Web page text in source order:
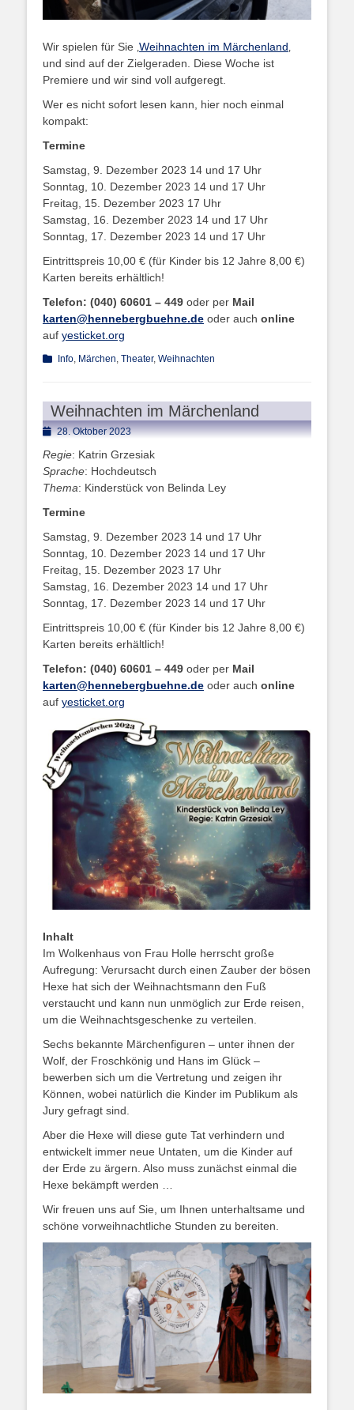
Wir spielen für Sie ‚ Weihnachten im Märchenland
und sind auf der Zielgeraden. Diese Woche ist
Premiere und wir sind voll aufgeregt.
Wer es nicht sofort lesen kann, hier noch einmal
kompakt:
Termine
Samstag, 9. Dezember 2023 14 und 17 Uhr
Sonntag, 10. Dezember 2023 14 und 17 Uhr
Freitag, 15. Dezember 2023 17 Uhr
Samstag, 16. Dezember 2023 14 und 17 Uhr
Sonntag, 17. Dezember 2023 14 und 17 Uhr
Eintrittspreis 10,00 € (für Kinder bis 12 Jahre 8,00 €)
Karten bereits erhältlich!
Telefon: (040) 60601 – 449 oder per Mail
karten@hennebergbuehne.de oder auch online
auf yesticket.org
Kategorien
Info, Märchen, Theater, Weihnachten
Weihnachten im Märchenland
Posted28. Oktober 2023
Regie: Katrin Grzesiak
Sprache: Hochdeutsch
Thema: Kinderstück von Belinda Ley
Termine
Samstag, 9. Dezember 2023 14 und 17 Uhr
Sonntag, 10. Dezember 2023 14 und 17 Uhr
Freitag, 15. Dezember 2023 17 Uhr
Samstag, 16. Dezember 2023 14 und 17 Uhr
Sonntag, 17. Dezember 2023 14 und 17 Uhr
Eintrittspreis 10,00 € (für Kinder bis 12 Jahre 8,00 €)
Karten bereits erhältlich!
Telefon: (040) 60601 – 449 oder per Mail
karten@hennebergbuehne.de oder auch online
auf yesticket.org
Inhalt
Im Wolkenhaus von Frau Holle herrscht große
Aufregung: Verursacht durch einen Zauber der bösen
Hexe hat sich der Weihnachtsmann den Fuß
verstaucht und kann nun unmöglich zur Erde reisen,
um die Weihnachtsgeschenke zu verteilen.
Sechs bekannte Märchenfiguren – unter ihnen der
Wolf, der Froschkönig und Hans im Glück –
bewerben sich um die Vertretung und zeigen ihr
Können, wobei natürlich die Kinder im Publikum als
Jury gefragt sind.
Aber die Hexe will diese gute Tat verhindern und
entwickelt immer neue Untaten, um die Kinder auf
der Erde zu ärgern. Also muss zunächst einmal die
Hexe bekämpft werden …
Wir freuen uns auf Sie, um Ihnen unterhaltsame und
schöne vorweihnachtliche Stunden zu bereiten.